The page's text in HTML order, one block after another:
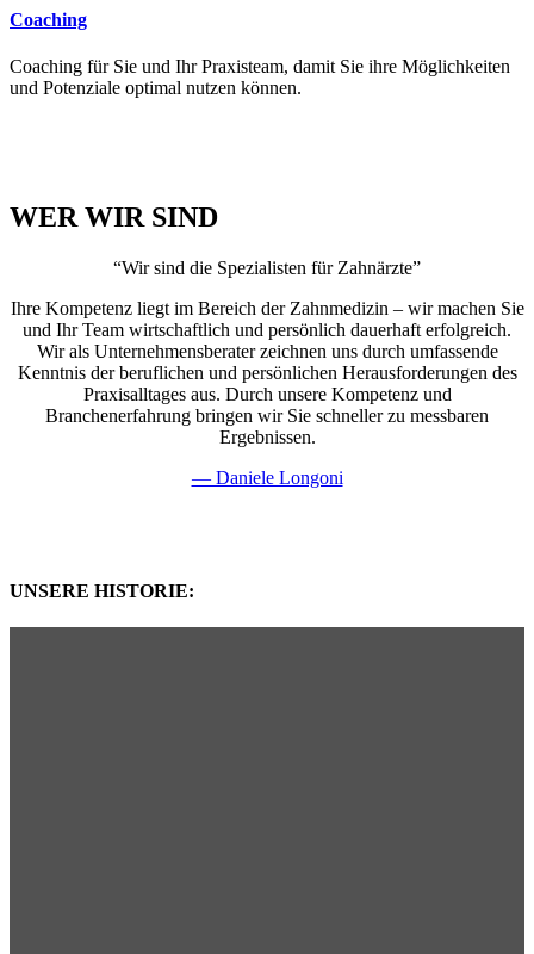
Coaching
Coaching für Sie und Ihr Praxisteam, damit Sie ihre Möglichkeiten
und Potenziale optimal nutzen können.
WER WIR SIND
“Wir sind die Spezialisten für Zahnärzte”
Ihre Kompetenz liegt im Bereich der Zahnmedizin – wir machen Sie
und Ihr Team wirtschaftlich und persönlich dauerhaft erfolgreich.
Wir als Unternehmensberater zeichnen uns durch umfassende
Kenntnis der beruflichen und persönlichen Herausforderungen des
Praxisalltages aus. Durch unsere Kompetenz und
Branchenerfahrung bringen wir Sie schneller zu messbaren
Ergebnissen.
— Daniele Longoni
UNSERE HISTORIE: